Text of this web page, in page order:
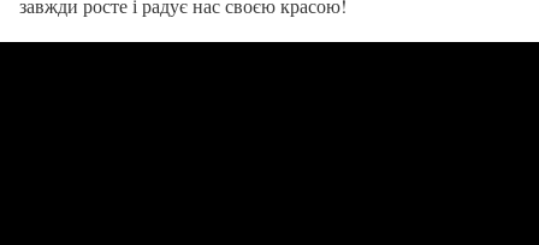
завжди росте і радує нас своєю красою!